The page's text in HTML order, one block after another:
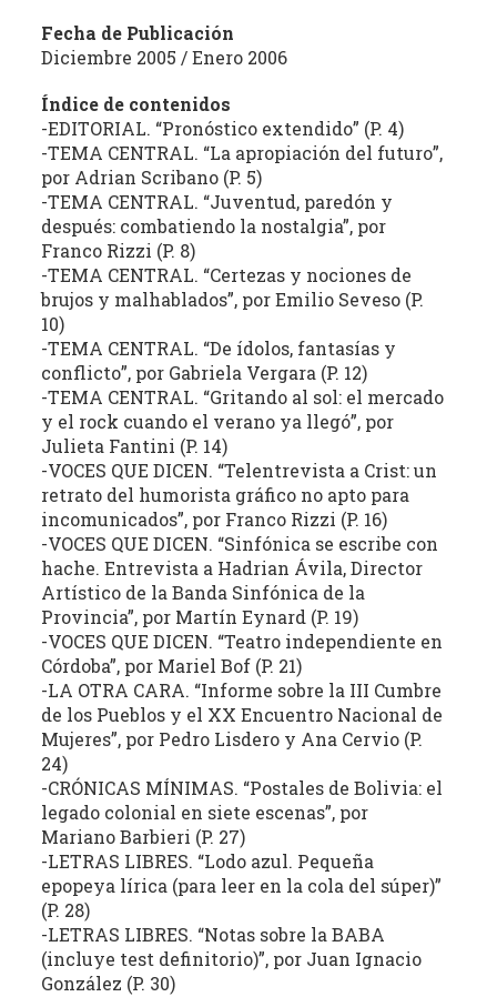
crítico
publicaciones
periódicas
provincia
(con
énfasis
producción
independiente)
dedicadas
cultura,
literatura,
política,
artes
producción
intelectual
sus
distintas
manifestaciones.
Fecha de Publicación
Diciembre 2005 / Enero 2006
Índice de contenidos
-EDITORIAL. “Pronóstico extendido” (P. 4)
-TEMA CENTRAL. “La apropiación del futuro”,
por Adrian Scribano (P. 5)
-TEMA CENTRAL. “Juventud, paredón y
después: combatiendo la nostalgia”, por
Franco Rizzi (P. 8)
-TEMA CENTRAL. “Certezas y nociones de
brujos y malhablados”, por Emilio Seveso (P.
10)
-TEMA CENTRAL. “De ídolos, fantasías y
conflicto”, por Gabriela Vergara (P. 12)
-TEMA CENTRAL. “Gritando al sol: el mercado
y el rock cuando el verano ya llegó”, por
Julieta Fantini (P. 14)
-VOCES QUE DICEN. “Telentrevista a Crist: un
retrato del humorista gráfico no apto para
incomunicados”, por Franco Rizzi (P. 16)
-VOCES QUE DICEN. “Sinfónica se escribe con
hache. Entrevista a Hadrian Ávila, Director
Artístico de la Banda Sinfónica de la
Provincia”, por Martín Eynard (P. 19)
-VOCES QUE DICEN. “Teatro independiente en
Córdoba”, por Mariel Bof (P. 21)
-LA OTRA CARA. “Informe sobre la III Cumbre
de los Pueblos y el XX Encuentro Nacional de
Mujeres”, por Pedro Lisdero y Ana Cervio (P.
24)
-CRÓNICAS MÍNIMAS. “Postales de Bolivia: el
legado colonial en siete escenas”, por
Mariano Barbieri (P. 27)
-LETRAS LIBRES. “Lodo azul. Pequeña
epopeya lírica (para leer en la cola del súper)”
(P. 28)
-LETRAS LIBRES. “Notas sobre la BABA
(incluye test definitorio)”, por Juan Ignacio
González (P. 30)